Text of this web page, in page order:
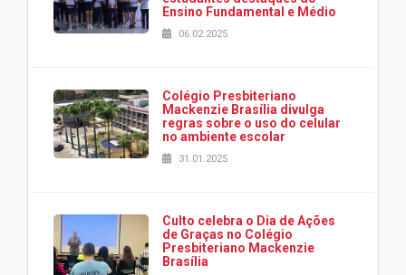
Ensino Fundamental e Médio
06.02.2025
Colégio Presbiteriano
Mackenzie Brasília divulga
regras sobre o uso do celular
no ambiente escolar
31.01.2025
Culto celebra o Dia de Ações
de Graças no Colégio
Presbiteriano Mackenzie
Brasília